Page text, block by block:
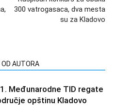
300 vatrogasaca, dva mesta
su za Kladovo
OD AUTORA
Međunarodne TID regate
opštinu Kladovo